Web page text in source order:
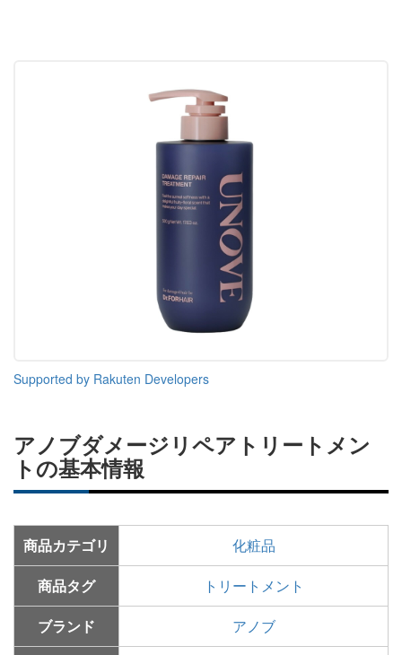
Supported by Rakuten Developers
アノブダメージリペアトリートメン
トの基本情報
商品カテゴリ
化粧品
商品タグ
トリートメント
ブランド
アノブ